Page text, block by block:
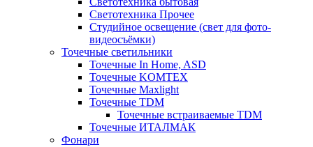
Светотехника Прочее
Студийное освещение (свет для фото-
видеосъёмки)
Точечные светильники
Точечные In Home, ASD
Точечные KOMTEX
Точечные Maxlight
Точечные TDM
Точечные встраиваемые TDM
Точечные ИТАЛМАК
Фонари